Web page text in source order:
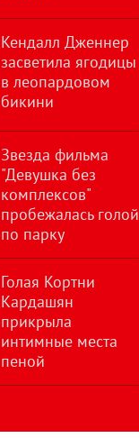
Кендалл Дженнер
засветила ягодицы
в леопардовом
бикини
Звезда фильма
"Девушка без
комплексов"
пробежалась голой
по парку
Голая Кортни
Кардашян
прикрыла
интимные места
пеной